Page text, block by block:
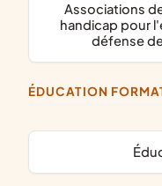
associations de personnes en situation de
handicap pour
défense
ÉDUCATION